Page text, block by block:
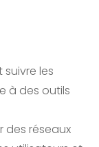
les
à des outils
des réseaux